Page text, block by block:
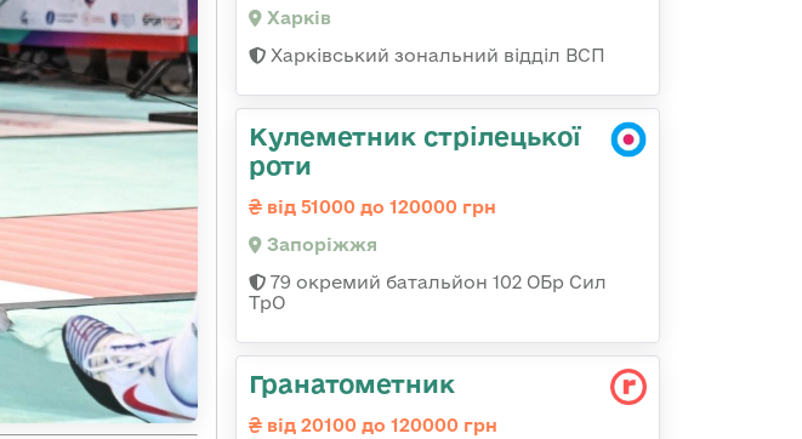
Харків
Харківський зональний відділ ВСП
Кулеметник стрілецької
роти
від 51000 до 120000 грн
Запоріжжя
79 окремий батальйон 102 ОБр Сил
ТрО
Гранатометник
від 20100 до 120000 грн